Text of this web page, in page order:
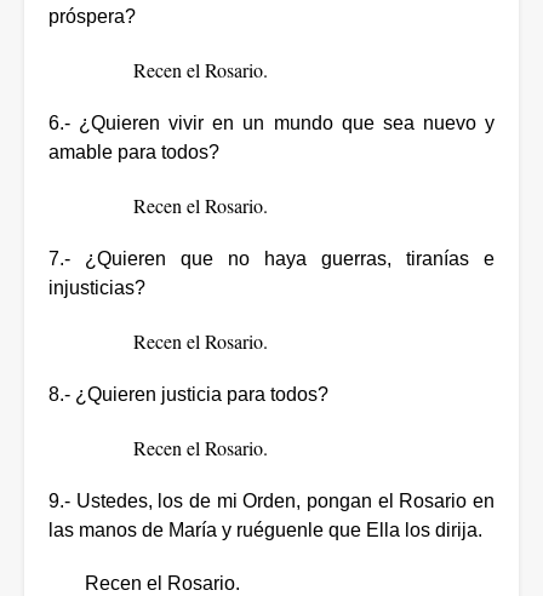
próspera?
Recen el Rosario.
6.- ¿Quieren vivir en un mundo que sea nuevo y
amable para todos?
Recen el Rosario.
7.- ¿Quieren que no haya guerras, tiranías e
injusticias?
Recen el Rosario.
8.- ¿Quieren justicia para todos?
Recen el Rosario.
9.- Ustedes, los de mi Orden, pongan el Rosario en
las manos de María y ruéguenle que Ella los dirija.
Recen el Rosario.